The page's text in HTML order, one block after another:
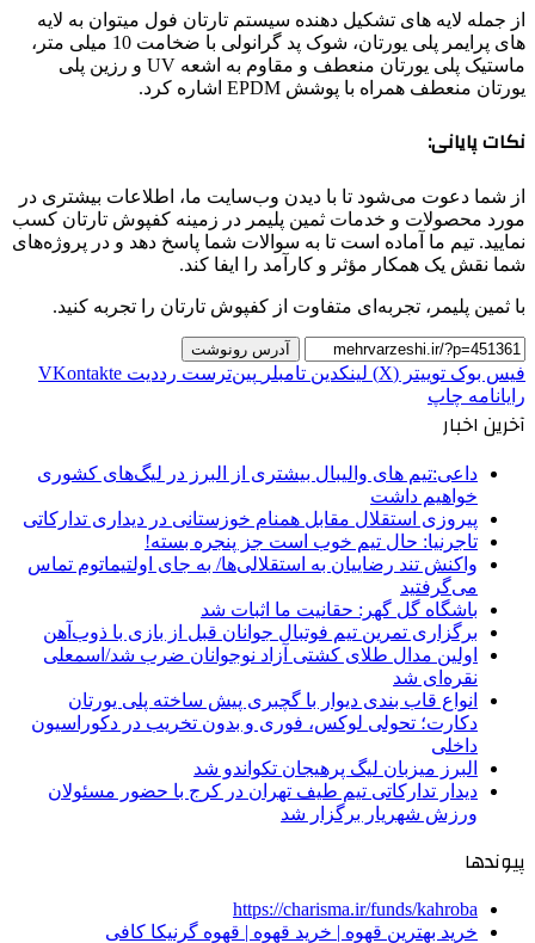
از جمله لایه های تشکیل دهنده سیستم تارتان فول میتوان به لایه
های پرایمر پلی یورتان، شوک پد گرانولی با ضخامت 10 میلی متر،
ماستیک پلی یورتان منعطف و مقاوم به اشعه UV و رزین پلی
یورتان منعطف همراه با پوشش EPDM اشاره کرد.
نکات پایانی:
از شما دعوت می‌شود تا با دیدن وب‌سایت ما، اطلاعات بیشتری در
مورد محصولات و خدمات ثمین پلیمر در زمینه کفپوش تارتان کسب
نمایید. تیم ما آماده است تا به سوالات شما پاسخ دهد و در پروژه‌های
شما نقش یک همکار مؤثر و کارآمد را ایفا کند.
با ثمین پلیمر، تجربه‌ای متفاوت از کفپوش تارتان را تجربه کنید.
آدرس رونوشت
فیس بوک توییتر (X) لینکدین ‫تامبلر ‫پین‌ترست ‫رددیت ‫VKontakte
رایانامه چاپ
آخرین اخبار
داعی:تیم های والیبال بیشتری از البرز در لیگ‌های کشوری
خواهیم داشت
پیروزی استقلال مقابل همنام خوزستانی در دیداری تدارکاتی
تاجرنیا: حال تیم خوب است جز پنجره بسته!
واکنش تند رضاییان به استقلالی‌ها/ به جای اولتیماتوم تماس
می‌گرفتید
باشگاه گل گهر: حقانیت ما اثبات شد
برگزاری تمرین تیم فوتبال جوانان قبل از بازی با ذوب‌آهن
اولین مدال طلای کشتی آزاد نوجوانان ضرب شد/اسمعلی
نقره‌ای شد
انواع قاب بندی دیوار با گچبری پیش ساخته پلی یورتان
دکارت؛ تحولی لوکس، فوری و بدون تخریب در دکوراسیون
داخلی
البرز میزبان لیگ پرهیجان تکواندو شد
دیدار تدارکاتی تیم طیف تهران در کرج با حضور مسئولان
ورزش شهریار برگزار شد
پیوندها
https://charisma.ir/funds/kahroba
خرید بهترین قهوه | خرید قهوه | قهوه گرنیکا کافی